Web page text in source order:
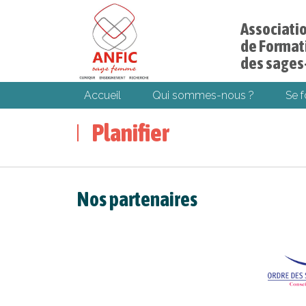
de
des
Accueil Qui sommes-nous ? Se
Planifier
Nos partenaires